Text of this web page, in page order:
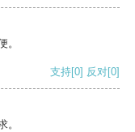
。
支持[0] 反对[0]
。